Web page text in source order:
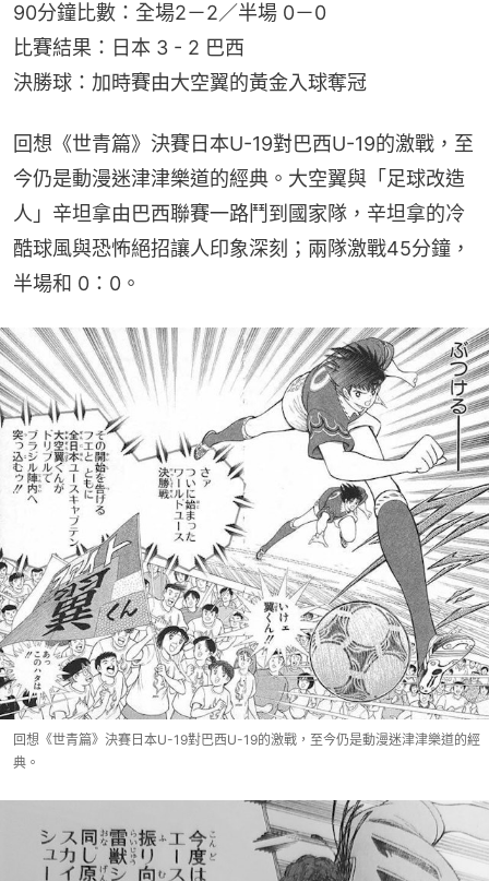
90分鐘比數：全場2－2／半場 0－0
比賽結果：日本 3 - 2 巴西
決勝球：加時賽由大空翼的黃金入球奪冠
回想《世青篇》決賽日本U-19對巴西U-19的激戰，至
今仍是動漫迷津津樂道的經典。大空翼與「足球改造
人」辛坦拿由巴西聯賽一路鬥到國家隊，辛坦拿的冷
酷球風與恐怖絕招讓人印象深刻；兩隊激戰45分鐘，
半場和 0：0。
回想《世青篇》決賽日本U-19對巴西U-19的激戰，至今仍是動漫迷津津樂道的經
典。